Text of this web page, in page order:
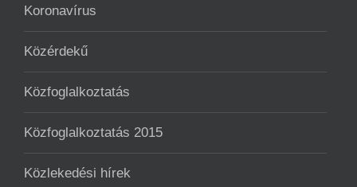
Koronavírus
Közérdekű
Közfoglalkoztatás
Közfoglalkoztatás 2015
Közlekedési hírek